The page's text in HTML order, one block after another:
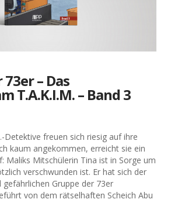
– Das
T.A.K.I.M. – Band 3
Detektive freuen sich riesig auf ihre
kaum angekommen, erreicht sie ein
Maliks Mitschülerin Tina ist in Sorge um
verschwunden ist. Er hat sich der
gefährlichen Gruppe der 73er
von dem rätselhaften Scheich Abu